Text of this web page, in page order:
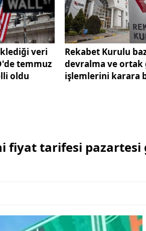
veri
temmuz
oldu
Rekabet Kurulu
devralma ve ortak
işlemlerini karara
fiyat tarifesi